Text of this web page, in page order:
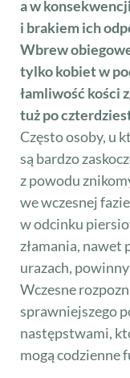
a w
i brakiem ich
Wbrew
tylko kobiet w
łamliwość kości
tuż po
Często osoby, u
są bardzo
z powodu
we wczesnej
w odcinku
złamania, nawet
urazach,
Wczesne
sprawniejszego
następstwami,
mogą codzienne